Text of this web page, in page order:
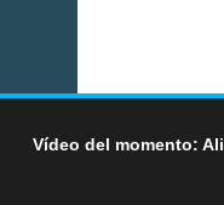
Vídeo del momento: